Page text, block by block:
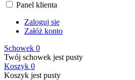
Panel klienta
Zaloguj się
Załóż konto
Schowek 0
Twój schowek jest pusty
Koszyk 0
Koszyk jest pusty